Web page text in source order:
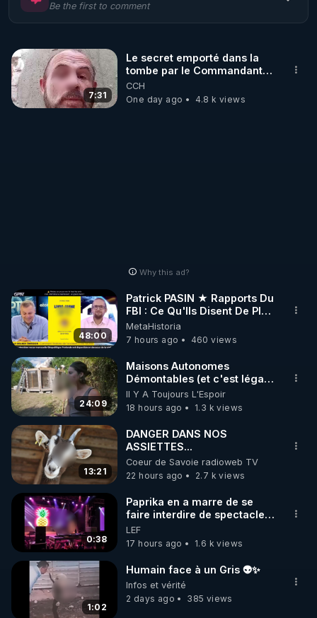
🌱 LE MAGAZINE RÉGÉNÈRE
🌱 LA BOUTIQUE DU MAGAZINE
Pour obtenir les anciens numéros que vous avez
🌱 INSTAGRAM
https://www.instagram.com/rdlr_thierrycasasnovas/
http://rgnr.li/instagram
🌱 LA NEWSLETTER
Pour ne pas rater l’actualité RGNR (stages,
http://rgnr.li/news
🌱 VIDÉOS NON CENSURÉES SUR ODYSEE
Toutes les vidéos Youtube sont aussi sur la
http://rgnr.li/odysee
🌱 LES STAGES EN PRÉSENTIEL
http://rgnr.li/stages
Be the first to comment
7:31
Le secret emporté dans la
tombe par le Commandant
Cousteau le 25 juin 1997
CCH
One day ago
4.8 k views
Why this ad?
48:00
Patrick PASIN ★ Rapports Du
FBI : Ce Qu'Ils Disent De Plus
Grave Sur Hitler
MetaHistoria
7 hours ago
460 views
24:09
Maisons Autonomes
Démontables (et c'est légal).
Visite éco village en
Bretagne
Il Y A Toujours L'Espoir
18 hours ago
1.3 k views
13:21
DANGER DANS NOS
ASSIETTES...
Coeur de Savoie radioweb TV
22 hours ago
2.7 k views
0:38
Paprika en a marre de se
faire interdire de spectacle.
Elle décide donc de devenir
DJ !
LEF
17 hours ago
1.6 k views
1:02
Humain face à un Gris 👽✨
Infos et vérité
2 days ago
385 views